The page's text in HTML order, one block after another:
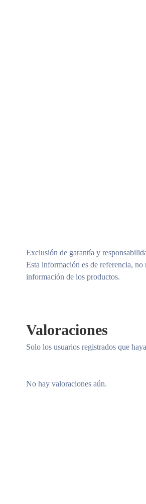
Exclusión de garantía y
Esta información es de referencia, no
información de los productos.
Valoraciones
No hay valoraciones aún.
Solo los usuarios registrados que